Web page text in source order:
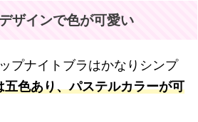
ザインで色が可愛い
プナイトブラはかなりシンプ
五色あり、パステルカラーが可